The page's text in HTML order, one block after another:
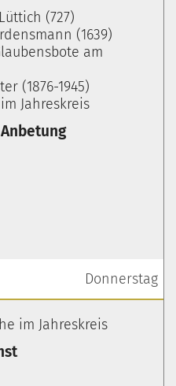
November 2026
(727)
(1639)
am
(1876-1945)
Jahreskreis
Donnerstag
November 2026
im Jahreskreis